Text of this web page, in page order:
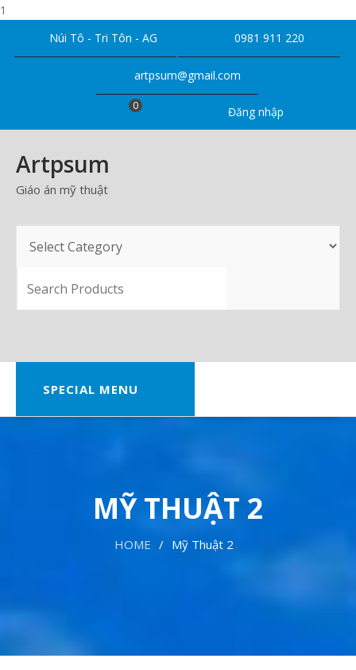
1
Núi Tô - Tri Tôn - AG 0981 911 220
artpsum@gmail.com
Đăng nhập
0
Artpsum
Giáo án mỹ thuật
SEARCH
SPECIAL MENU
MỸ THUẬT 2
HOME Mỹ Thuật 2